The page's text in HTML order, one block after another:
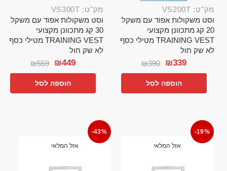
מק"ט: VS200T
וסט משקולות אפוד עם משקל
20 קג מתכוונן מקצועי
TRAINING VEST מטילי כסף
לא שק חול
₪390 ₪339
הוספה לסל
מק"ט: VS300T
וסט משקולות אפוד עם משקל
30 קג מתכוונן מקצועי
TRAINING VEST מטילי כסף
לא שק חול
₪559 ₪449
הוספה לסל
-19%
אזל המלאי
-43%
אזל המלאי